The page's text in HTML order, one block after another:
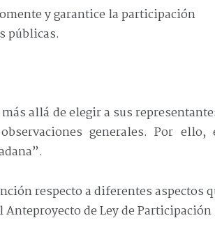
y garantice la participación
públicas.
allá de elegir a sus
generales. Por
respecto a diferentes aspectos
de Ley de Participación